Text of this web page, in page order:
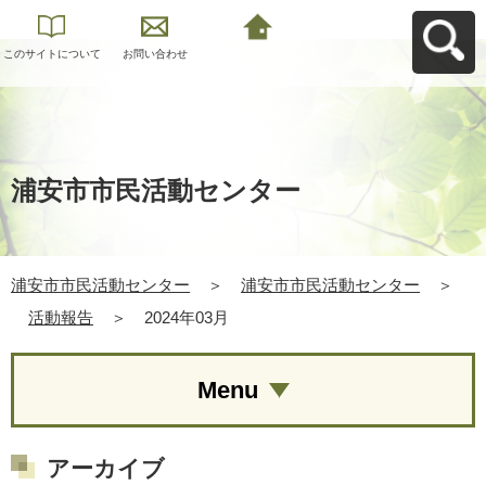
このサイトについて お問い合わせ
浦安市市民活動センター
浦安市市民活動センター ＞ 浦安市市民活動センター
＞
活動報告
＞ 2024年03月
Menu
アーカイブ